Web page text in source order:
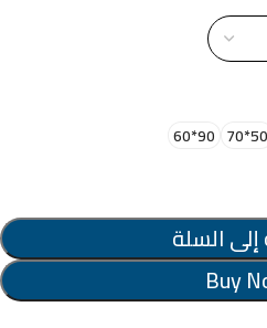
50*70
90*60
السلة
Buy